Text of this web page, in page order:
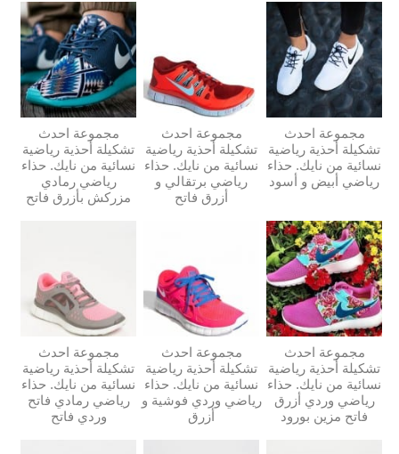
مجموعة احدث
تشكيلة أحذية رياضية
نسائية من نايك. حذاء
رياضي أبيض و أسود
مجموعة احدث
تشكيلة أحذية رياضية
نسائية من نايك. حذاء
رياضي برتقالي و
أزرق فاتح
مجموعة احدث
تشكيلة أحذية رياضية
نسائية من نايك. حذاء
رياضي رمادي
مزركش بأزرق فاتح
مجموعة احدث
تشكيلة أحذية رياضية
نسائية من نايك. حذاء
رياضي وردي أزرق
فاتح مزين بورود
مجموعة احدث
تشكيلة أحذية رياضية
نسائية من نايك. حذاء
رياضي وردي فوشية و
أزرق
مجموعة احدث
تشكيلة أحذية رياضية
نسائية من نايك. حذاء
رياضي رمادي فاتح
وردي فاتح